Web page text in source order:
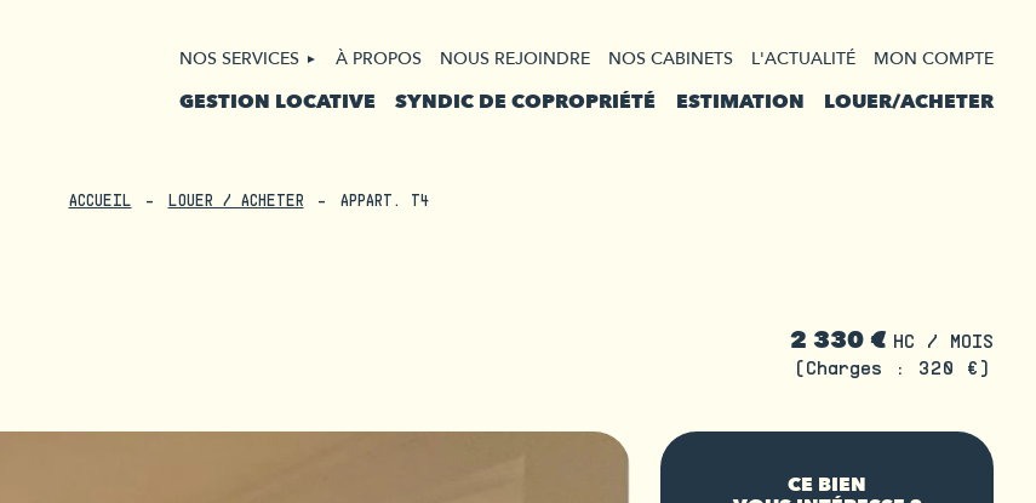
NOS SERVICES À PROPOS NOUS REJOINDRE NOS CABINETS L'ACTUALITÉ MON COMPTE
GESTION LOCATIVE SYNDIC DE COPROPRIÉTÉ ESTIMATION LOUER/ACHETER
ACCUEIL LOUER / ACHETER APPART. T4
2 330 € HC / MOIS
(Charges : 320 €)
CE BIEN